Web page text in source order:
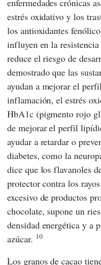
estrés oxidativo y los
los antioxidantes
influyen en la
reduce el riesgo de
demostrado que las
ayudan a mejorar el
inflamación, el estrés
HbA1c (pigmento rojo
de mejorar el perfil
ayudar a retardar o
diabetes, como la
dice que los flavanoles
protector contra los
excesivo de productos
chocolate, supone un
densidad energética y a
azúcar. 10
Los granos de cacao